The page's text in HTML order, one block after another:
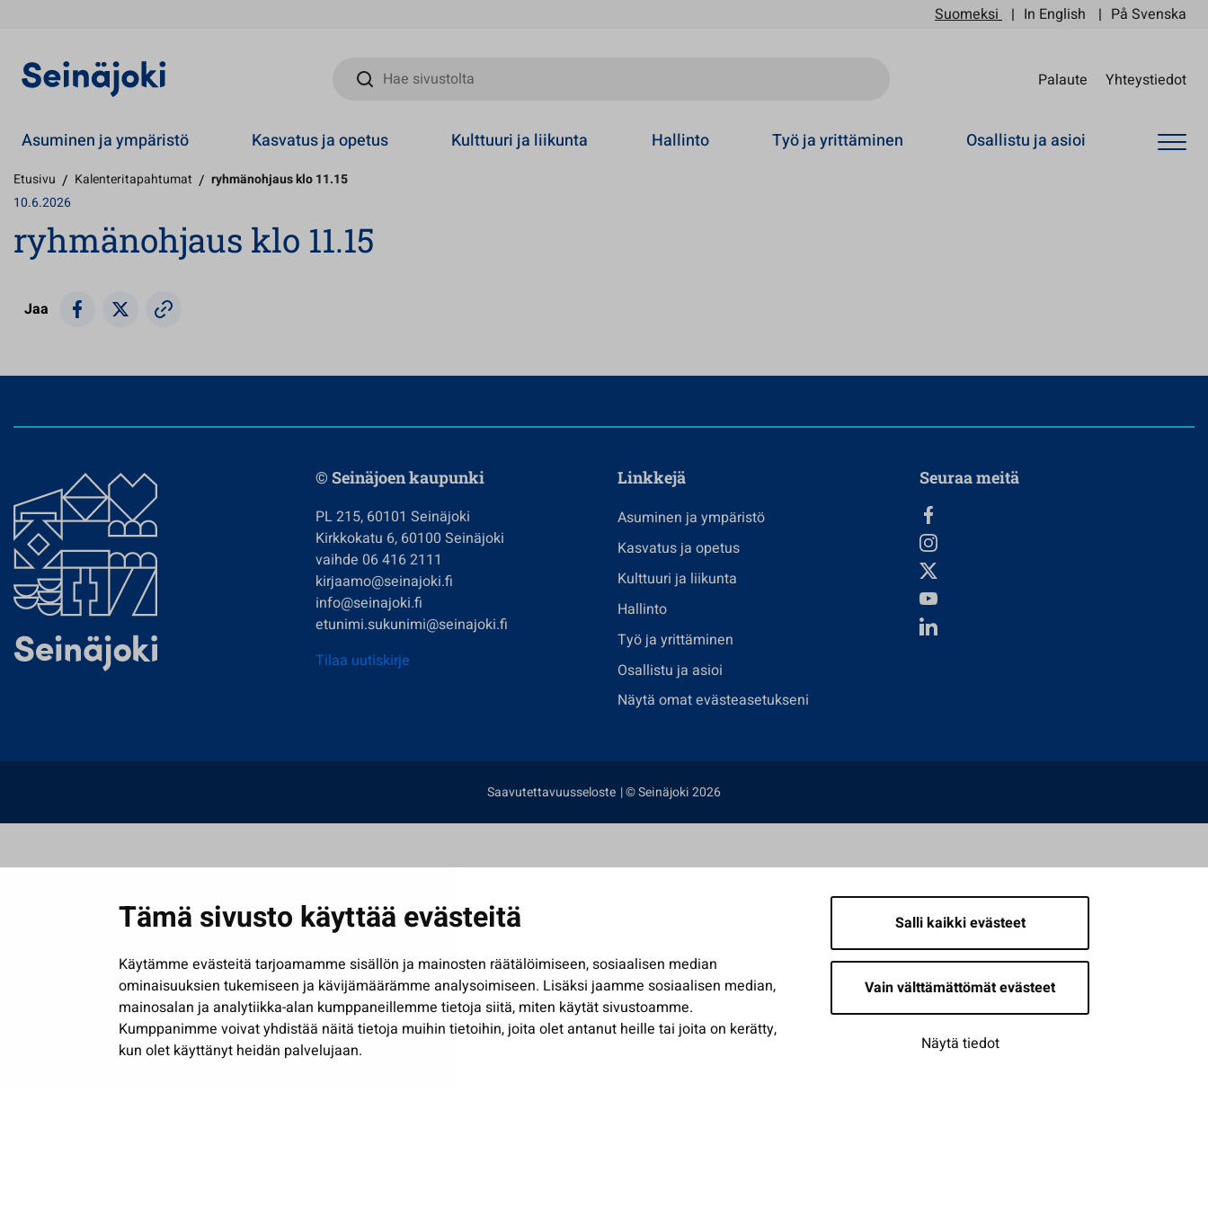
Tämä sivusto käyttää evästeitä
Käytämme evästeitä tarjoamamme sisällön ja mainosten räätälöimiseen, sosiaalisen median
ominaisuuksien tukemiseen ja kävijämäärämme analysoimiseen. Lisäksi jaamme sosiaalisen median,
mainosalan ja analytiikka-alan kumppaneillemme tietoja siitä, miten käytät sivustoamme.
Kumppanimme voivat yhdistää näitä tietoja muihin tietoihin, joita olet antanut heille tai joita on kerätty,
kun olet käyttänyt heidän palvelujaan.
Salli kaikki evästeet
Vain välttämättömät evästeet
Näytä tiedot
Suomeksi In English På Svenska
Hae sivustolta
Palaute Yhteystiedot
Asuminen ja ympäristö Kasvatus ja opetus Kulttuuri ja liikunta Hallinto Työ ja yrittäminen Osallistu ja asioi
Etusivu / Kalenteritapahtumat / ryhmänohjaus klo 11.15
10.6.2026
ryhmänohjaus klo 11.15
Jaa
© Seinäjoen kaupunki
PL 215, 60101 Seinäjoki
Kirkkokatu 6, 60100 Seinäjoki
vaihde 06 416 2111
kirjaamo@seinajoki.fi
info@seinajoki.fi
etunimi.sukunimi@seinajoki.fi
Tilaa uutiskirje
Linkkejä
Asuminen ja ympäristö
Kasvatus ja opetus
Kulttuuri ja liikunta
Hallinto
Työ ja yrittäminen
Osallistu ja asioi
Näytä omat evästeasetukseni
Seuraa meitä
Saavutettavuusseloste | © Seinäjoki 2026